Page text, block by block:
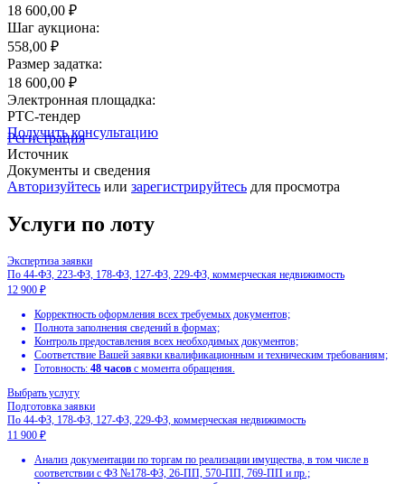
18 600,00 ₽
Шаг аукциона:
558,00 ₽
Размер задатка:
18 600,00 ₽
Электронная площадка:
РТС-тендер
Получить консультацию
Регистрация
Источник
Документы и сведения
Авторизуйтесь или зарегистрируйтесь для просмотра
Услуги по лоту